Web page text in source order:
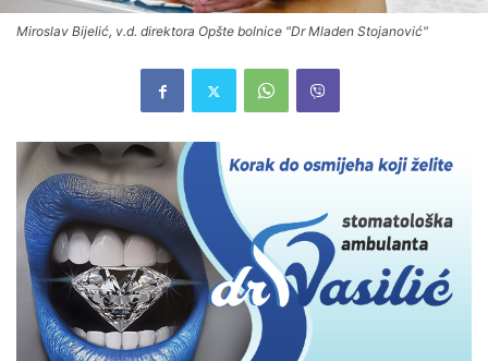
Miroslav Bijelić, v.d. direktora Opšte bolnice "Dr Mladen Stojanović"